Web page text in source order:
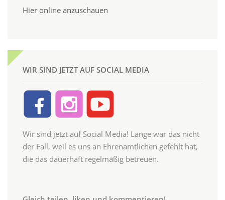
Hier online anzuschauen
WIR SIND JETZT AUF SOCIAL MEDIA
Wir sind jetzt auf Social Media! Lange war das nicht
der Fall, weil es uns an Ehrenamtlichen gefehlt hat,
die das dauerhaft regelmäßig betreuen.